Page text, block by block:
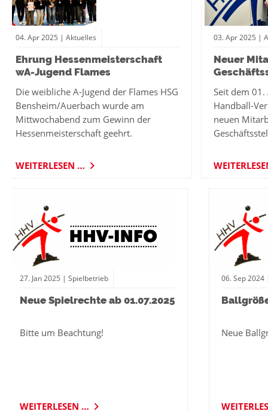
04.Apr2025 | Aktuelles
Ehrung Hessenmeisterschaft
wA-Jugend Flames
Die weibliche A-Jugend der Flames HSG
Bensheim/Auerbach wurde am
Mittwochabend zum Gewinn der
Hessenmeisterschaft geehrt.
WEITERLESEN …
03.Apr2025 |
Neuer
Seit dem
Handball-
neuen
27. Jan2025 | Spielbetrieb
Neue Spielrechte ab 01.07.2025
Bitte um Beachtung!
WEITERLESEN …
06. Sep 2024
Neue